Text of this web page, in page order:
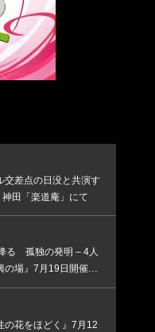
交差点の日没と共演す
田「楽道庵」にて
る 孤独の発明 – 4人
の場』7月19日開催
」にて
の花をほどく』7月12